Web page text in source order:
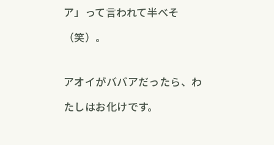
ア」って言われて半べそ
（笑）。
アオイがババアだったら、わ
たしはお化けです。